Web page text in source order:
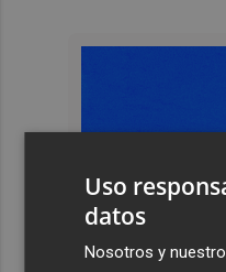
Uso
datos
Nosotros y